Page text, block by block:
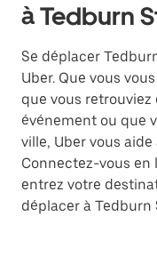
à Tedburn
Se déplacer
Uber. Que vous
que vous
événement ou que
ville, Uber vous
Connectez-vous en
entrez votre
déplacer à Tedburn